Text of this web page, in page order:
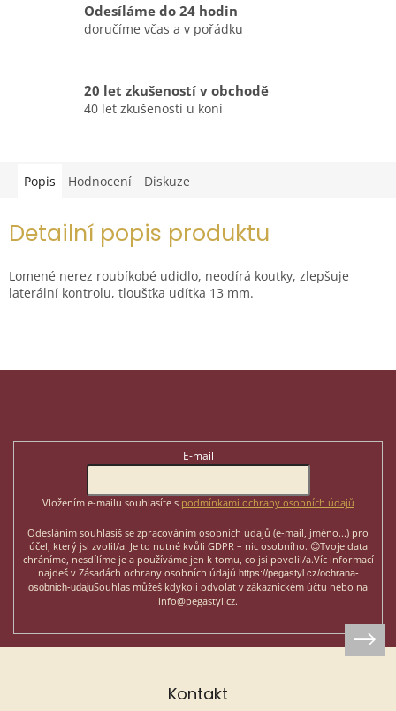
Odesíláme do 24 hodin
doručíme včas a v pořádku
20 let zkušeností v obchodě
40 let zkušeností u koní
Popis Hodnocení Diskuze
Detailní popis produktu
Lomené nerez roubíkobé udidlo, neodírá koutky, zlepšuje
laterální kontrolu, tloušťka udítka 13 mm.
Z
E-mail
Vložením e-mailu souhlasíte s podmínkami ochrany osobních údajů
Odesláním souhlasíš se zpracováním osobních údajů (e-mail, jméno...) pro
účel, který jsi zvolil/a. Je to nutné kvůli GDPR – nic osobního. 😊Tvoje data
chráníme, nesdílíme je a používáme jen k tomu, co jsi povolil/a.Víc informací
najdeš v Zásadách ochrany osobních údajů https://pegastyl.cz/ochrana-
osobnich-udajuSouhlas můžeš kdykoli odvolat v zákaznickém účtu nebo na
info@pegastyl.cz.
Kontakt